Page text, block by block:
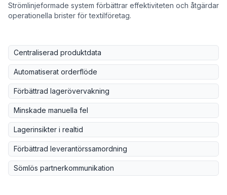
Strömlinjeformade system förbättrar effektiviteten och åtgärdar
operationella brister för textilföretag.
Centraliserad produktdata
Automatiserat orderflöde
Förbättrad lagerövervakning
Minskade manuella fel
Lagerinsikter i realtid
Förbättrad leverantörssamordning
Sömlös partnerkommunikation